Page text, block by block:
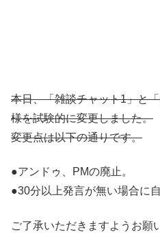
本日、「雑談チャット1」と
様を試験的に変更しました。
変更点は以下の通りです。
●アンドゥ、PMの廃止。
●30分以上発言が無い場合に
ご了承いただきますようお願